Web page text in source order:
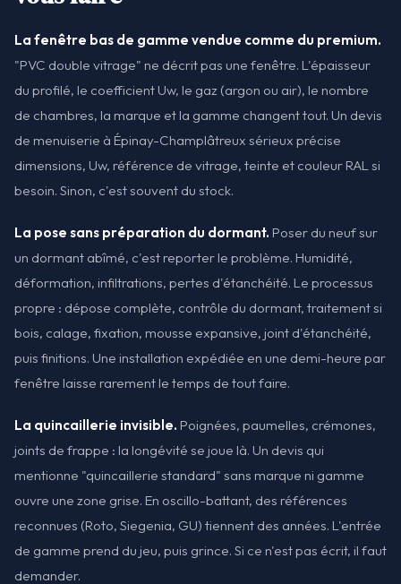
La fenêtre bas de gamme vendue comme du premium.
"PVC double vitrage" ne décrit pas une fenêtre. L'épaisseur
du profilé, le coefficient Uw, le gaz (argon ou air), le nombre
de chambres, la marque et la gamme changent tout. Un devis
de menuiserie à Épinay-Champlâtreux sérieux précise
dimensions, Uw, référence de vitrage, teinte et couleur RAL si
besoin. Sinon, c'est souvent du stock.
La pose sans préparation du dormant. Poser du neuf sur
un dormant abîmé, c'est reporter le problème. Humidité,
déformation, infiltrations, pertes d'étanchéité. Le processus
propre : dépose complète, contrôle du dormant, traitement si
bois, calage, fixation, mousse expansive, joint d'étanchéité,
puis finitions. Une installation expédiée en une demi-heure par
fenêtre laisse rarement le temps de tout faire.
La quincaillerie invisible. Poignées, paumelles, crémones,
joints de frappe : la longévité se joue là. Un devis qui
mentionne "quincaillerie standard" sans marque ni gamme
ouvre une zone grise. En oscillo-battant, des références
reconnues (Roto, Siegenia, GU) tiennent des années. L'entrée
de gamme prend du jeu, puis grince. Si ce n'est pas écrit, il faut
demander.